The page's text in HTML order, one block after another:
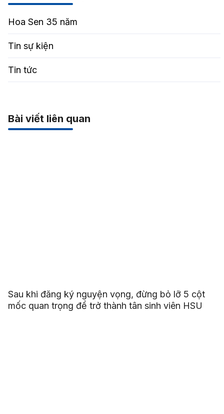
Hoa Sen 35 năm
Tin sự kiện
Tin tức
Bài viết liên quan
Sau khi đăng ký nguyện vọng, đừng bỏ lỡ 5 cột
mốc quan trọng để trở thành tân sinh viên HSU